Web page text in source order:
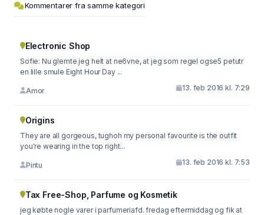
Kommentarer fra samme kategori
Electronic Shop
Sofie: Nu glemte jeg helt at ne6vne, at jeg som regel ogse5 petutr
en lille smule Eight Hour Day ...
Amor 13. feb 2016 kl. 7:29
Origins
They are all gorgeous, tughoh my personal favourite is the outfit
you're wearing in the top right...
Pintu 13. feb 2016 kl. 7:53
Tax Free-Shop, Parfume og Kosmetik
jeg købte nogle varer i parfumeriafd. fredag eftermiddag og fik at